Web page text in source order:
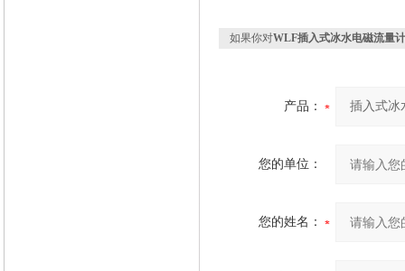
如果你对WLF插入式冰水电磁流量计
产品：
您的单位：
您的姓名：